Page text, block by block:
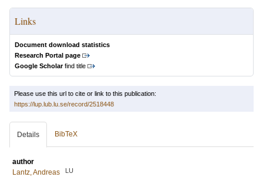
Links
Document download statistics
Research Portal page
Google Scholarfind title
Please use this url to cite or link to this publication:
https://lup.lub.lu.se/record/2518448
Details BibTeX
author
Lantz, Andreas
LU